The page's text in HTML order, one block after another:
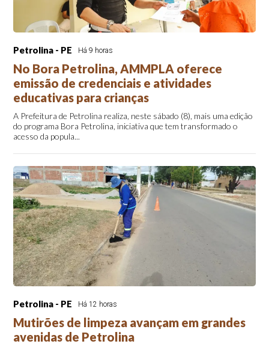
Petrolina - PE Há 9 horas
No Bora Petrolina, AMMPLA oferece
emissão de credenciais e atividades
educativas para crianças
A Prefeitura de Petrolina realiza, neste sábado (8), mais uma edição
do programa Bora Petrolina, iniciativa que tem transformado o
acesso da popula...
Petrolina - PE Há 12 horas
Mutirões de limpeza avançam em grandes
avenidas de Petrolina